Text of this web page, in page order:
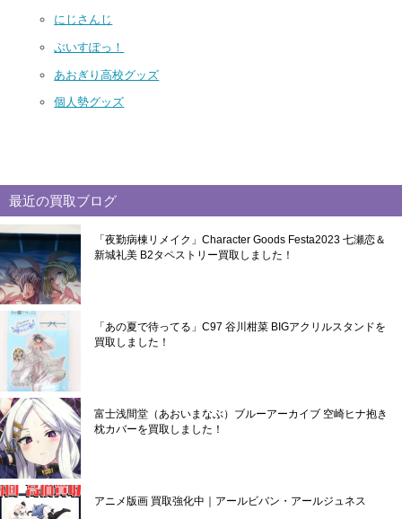
にじさんじ
ぶいすぽっ！
あおぎり高校グッズ
個人勢グッズ
最近の買取ブログ
「夜勤病棟リメイク」Character Goods Festa2023 七瀬恋＆
新城礼美 B2タペストリー買取しました！
「あの夏で待ってる」C97 谷川柑菜 BIGアクリルスタンドを
買取しました！
富士浅間堂（あおいまなぶ）ブルーアーカイブ 空崎ヒナ抱き
枕カバーを買取しました！
アニメ版画 買取強化中｜アールビバン・アールジュネス